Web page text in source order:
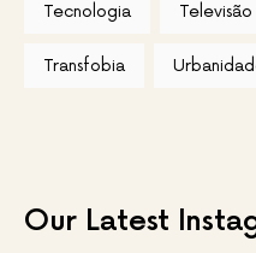
Tecnologia Televisão
Transfobia
Our Latest